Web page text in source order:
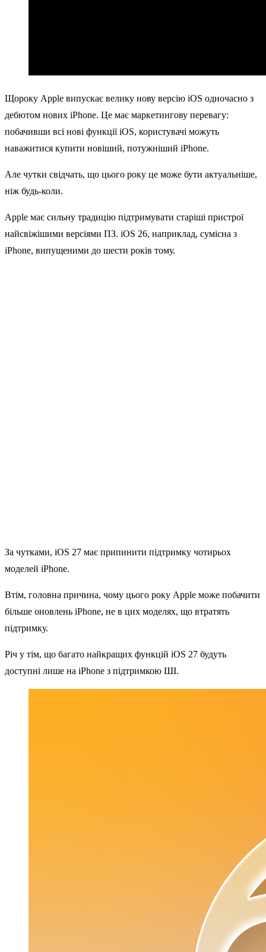
Щороку Apple випускає велику нову версію iOS одночасно з
дебютом нових iPhone. Це має маркетингову перевагу:
побачивши всі нові функції iOS, користувачі можуть
наважитися купити новіший, потужніший iPhone.
Але чутки свідчать, що цього року це може бути актуальніше,
ніж будь-коли.
Apple має сильну традицію підтримувати старіші пристрої
найсвіжішими версіями ПЗ. iOS 26, наприклад, сумісна з
iPhone, випущеними до шести років тому.
За чутками, iOS 27 має припинити підтримку чотирьох
моделей iPhone.
Втім, головна причина, чому цього року Apple може побачити
більше оновлень iPhone, не в цих моделях, що втратять
підтримку.
Річ у тім, що багато найкращих функцій iOS 27 будуть
доступні лише на iPhone з підтримкою ШІ.